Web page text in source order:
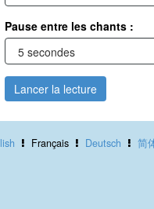
Pause entre les chants :
Lancer la lecture
Français Deutsch 简